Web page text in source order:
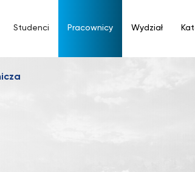
Studenci Pracownicy Wydział